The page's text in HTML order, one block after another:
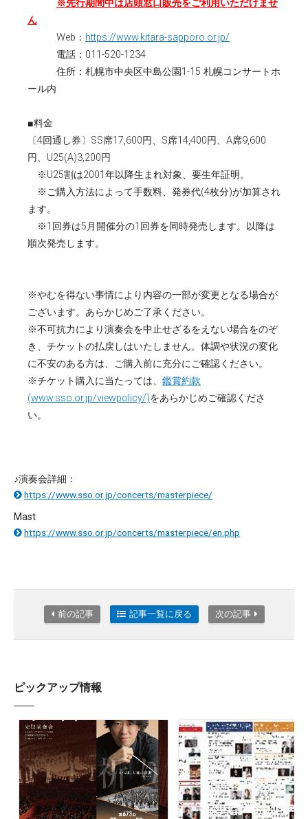
※先行期間中は店頭窓口販売をご利用いただけませ
ん
Web： https://www.kitara-sapporo.or.jp/
電話：011-520-1234
住所：札幌市中央区中島公園1-15 札幌コンサートホ
ール内
■料金
〔4回通し券〕SS席17,600円、S席14,400円、A席9,600
円、U25(A)3,200円
※U25割は2001年以降生まれ対象、要生年証明。
※ご購入方法によって手数料、発券代(4枚分)が加算され
ます。
※1回券は5月開催分の1回券を同時発売します。以降は
順次発売します。
※やむを得ない事情により内容の一部が変更となる場合が
ございます。あらかじめご了承ください。
※不可抗力により演奏会を中止せざるをえない場合をのぞ
き、チケットの払戻しはいたしません。体調や状況の変化
に不安のある方は、ご購入前に充分にご確認ください。
※チケット購入に当たっては、 鑑賞約款
(www.sso.or.jp/viewpolicy/)をあらかじめご確認くださ
い。
♪演奏会詳細：
https://www.sso.or.jp/concerts/masterpiece/
Mast
https://www.sso.or.jp/concerts/masterpiece/en.php
前の記事 記事一覧に戻る 次の記事
ピックアップ情報